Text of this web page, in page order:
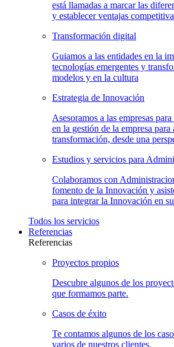
está llamadas a marcar las
y establecer ventajas
Transformación digital
Guiamos a las entidades en la
tecnologías emergentes y
modelos y en la cultura
Estrategia de Innovación
Asesoramos a las empresas
en la gestión de la empresa
transformación, desde una
Estudios y servicios para
Colaboramos con
fomento de la Innovación y
para integrar la Innovación en
Todos los servicios
Referencias
Referencias
Proyectos propios
Descubre algunos de los
que formamos parte.
Casos de éxito
Te contamos algunos de los
varios de nuestros clientes.